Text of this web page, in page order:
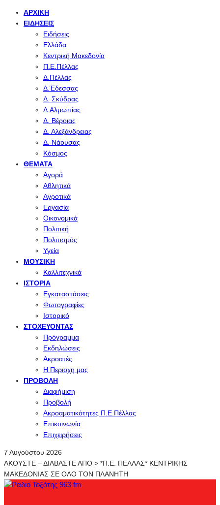
ΑΡΧΙΚΉ
ΕΙΔΉΣΕΙΣ
Ειδήσεις
Ελλάδα
Κεντρική Μακεδονία
Π.Ε.Πέλλας
Δ.Πέλλας
Δ.Έδεσσας
Δ. Σκύδρας
Δ.Αλμωπίας
Δ. Βέροιας
Δ. Αλεξάνδρειας
Δ. Νάουσας
Κόσμος
ΘΈΜΑΤΑ
Αγορά
Αθλητικά
Αγροτικά
Εργασία
Οικονομικά
Πολιτική
Πολιτισμός
Υγεία
ΜΟΥΣΙΚΉ
Καλλιτεχνικά
ΙΣΤΟΡΊΑ
Εγκαταστάσεις
Φωτογραφίες
Ιστορικό
ΣΤΟΧΕΎΟΝΤΑΣ
Πρόγραμμα
Εκδηλώσεις
Ακροατές
Η Περιοχη μας
ΠΡΟΒΟΛΉ
Διαφήμιση
Προβολή
Ακροαματικότητες Π.Ε.Πέλλας
Επικοινωνία
Επιχειρήσεις
7 Αυγούστου 2026
ΑΚΟΥΣΤΕ – ΔΙΑΒΑΣΤΕ ΑΠΟ > *Π.Ε. ΠΕΛΛΑΣ* ΚΕΝΤΡΙΚΗΣ
ΜΑΚΕΔΟΝΙΑΣ ΣΕ ΟΛΟ ΤΟΝ ΠΛΑΝΗΤΗ